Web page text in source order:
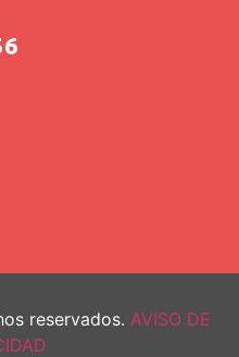
reservados. AVISO DE